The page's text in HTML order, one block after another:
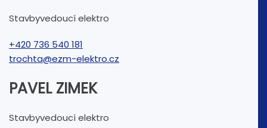
Stavbyvedoucí elektro
+420 736 540 181
trochta@ezm-elektro.cz
PAVEL ZIMEK
Stavbyvedoucí elektro